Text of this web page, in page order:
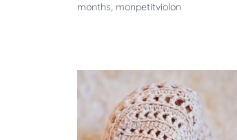
months, monpetitviolon